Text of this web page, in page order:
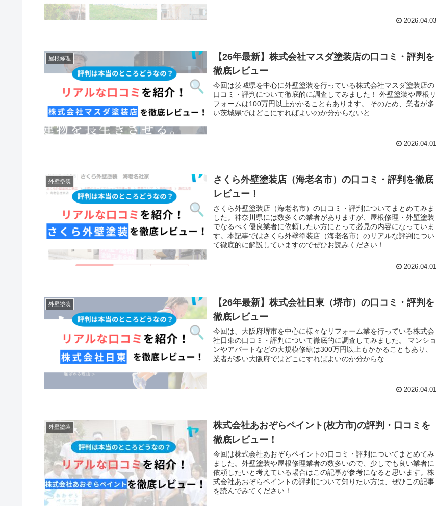
2026.04.03
屋根修理
【26年最新】株式会社マスダ塗装店の口コミ・評判を
徹底レビュー
今回は茨城県を中心に外壁塗装を行っている株式会社マスダ塗装店の
口コミ・評判について徹底的に調査してみました！ 外壁塗装や屋根リ
フォームは100万円以上かかることもあります。 そのため、業者が多
い茨城県ではどこにすればよいのか分からないと...
2026.04.01
外壁塗装
さくら外壁塗装店（海老名市）の口コミ・評判を徹底
レビュー！
さくら外壁塗装店（海老名市）の口コミ・評判についてまとめてみま
した。神奈川県には数多くの業者がありますが、屋根修理・外壁塗装
でなるべく優良業者に依頼したい方にとって必見の内容になっていま
す。本記事ではさくら外壁塗装店（海老名市）のリアルな評判につい
て徹底的に解説していますのでぜひお読みください！
2026.04.01
外壁塗装
【26年最新】株式会社日東（堺市）の口コミ・評判を
徹底レビュー
今回は、大阪府堺市を中心に様々なリフォーム業を行っている株式会
社日東の口コミ・評判について徹底的に調査してみました。 マンショ
ンやアパートなどの大規模修繕は300万円以上もかかることもあり、
業者が多い大阪府ではどこにすればよいのか分からな...
2026.04.01
外壁塗装
株式会社あおぞらペイント(枚方市)の評判・口コミを
徹底レビュー！
今回は株式会社あおぞらペイントの口コミ・評判についてまとめてみ
ました。外壁塗装や屋根修理業者の数多いので、少しでも良い業者に
依頼したいと考えている場合はこの記事が参考になると思います。株
式会社あおぞらペイントの評判について知りたい方は、ぜひこの記事
を読んでみてください！